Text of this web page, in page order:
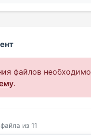
файлов необходимо
.
из 11